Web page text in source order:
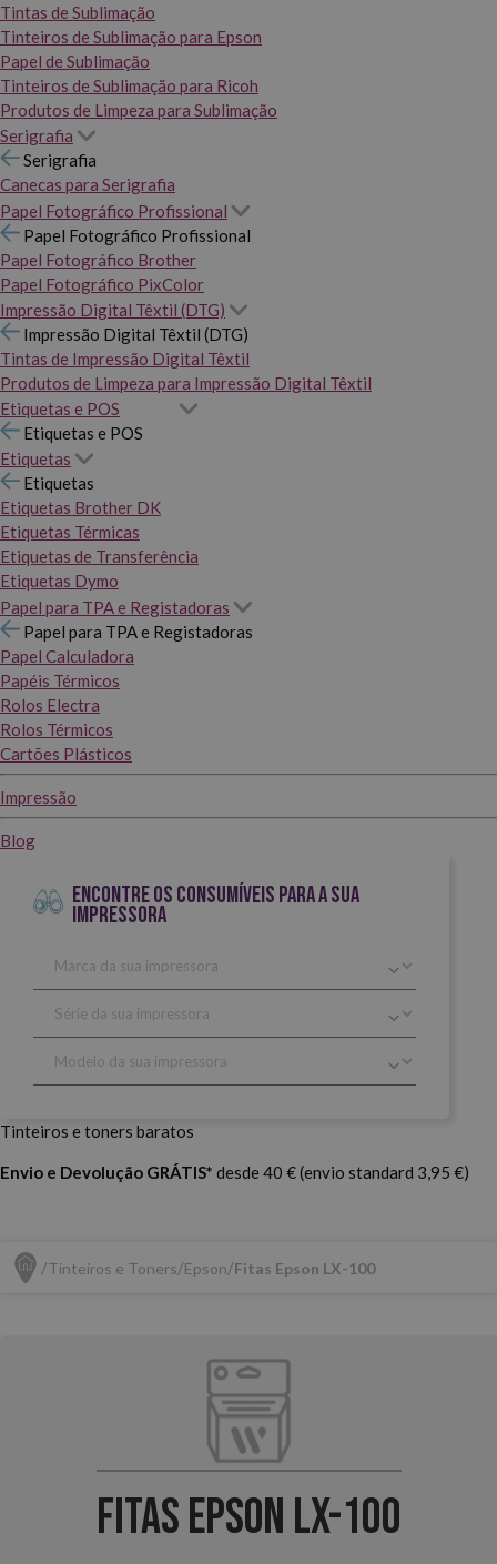
Tintas de Sublimação
Tinteiros de Sublimação para Epson
Papel de Sublimação
Tinteiros de Sublimação para Ricoh
Produtos de Limpeza para Sublimação
Serigrafia
Serigrafia
Canecas para Serigrafia
Papel Fotográfico Profissional
Papel Fotográfico Profissional
Papel Fotográfico Brother
Papel Fotográfico PixColor
Impressão Digital Têxtil (DTG)
Impressão Digital Têxtil (DTG)
Tintas de Impressão Digital Têxtil
Produtos de Limpeza para Impressão Digital Têxtil
Etiquetas e POS
Etiquetas e POS
Etiquetas
Etiquetas
Etiquetas Brother DK
Etiquetas Térmicas
Etiquetas de Transferência
Etiquetas Dymo
Papel para TPA e Registadoras
Papel para TPA e Registadoras
Papel Calculadora
Papéis Térmicos
Rolos Electra
Rolos Térmicos
Cartões Plásticos
Impressão
Blog
ENCONTRE OS CONSUMÍVEIS PARA A SUA
IMPRESSORA
Tinteiros e toners baratos
Envio e Devolução GRÁTIS* desde 40 € (envio standard 3,95 €)
Tinteiros e Toners Epson Fitas Epson LX-100
Fitas Epson LX-100